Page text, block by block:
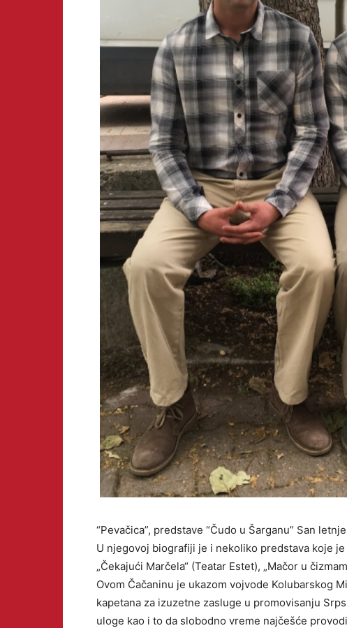
“Pevačica”, predstave “Čudo u Šarganu” San
U njegovoj biografiji je i nekoliko predstava koje je
„Čekajući Marčela“ (Teatar Estet), „Mačor u
Ovom Čačaninu je ukazom vojvode Kolubarskog
kapetana za izuzetne zasluge u promovisanju
uloge kao i to da slobodno vreme najčešće